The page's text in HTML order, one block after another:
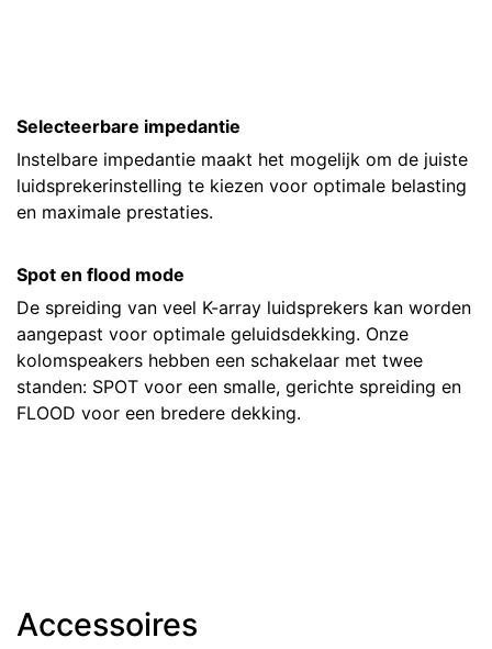
Selecteerbare impedantie
Instelbare impedantie maakt het mogelijk om de juiste
luidsprekerinstelling te kiezen voor optimale belasting
en maximale prestaties.
Spot en flood mode
De spreiding van veel K-array luidsprekers kan worden
aangepast voor optimale geluidsdekking. Onze
kolomspeakers hebben een schakelaar met twee
standen: SPOT voor een smalle, gerichte spreiding en
FLOOD voor een bredere dekking.
Accessoires